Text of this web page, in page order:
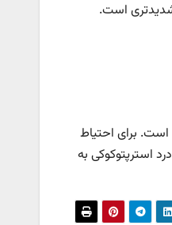
شدیدتری است.
است. برای احتیاط
استرپتوکوکی به